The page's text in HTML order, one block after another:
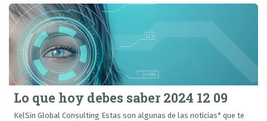
Lo que hoy debes saber 2024 12 09
KelSin Global Consulting Estas son algunas de las noticias* que te